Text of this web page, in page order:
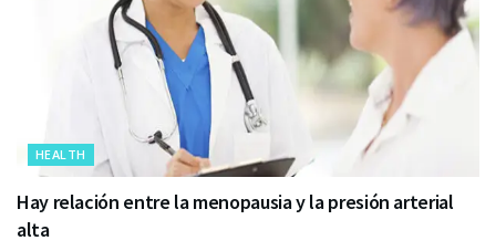
HEALTH
Hay relación entre la menopausia y la presión arterial
alta